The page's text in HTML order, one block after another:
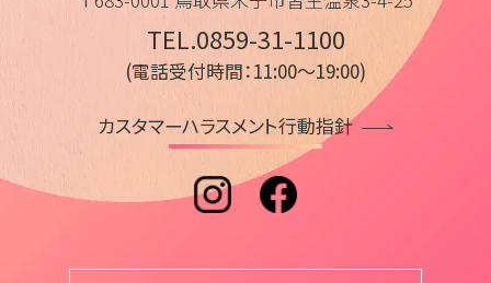
TEL.0859-31-1100
(電話受付時間：11:00～19:00)
カスタマーハラスメント行動指針